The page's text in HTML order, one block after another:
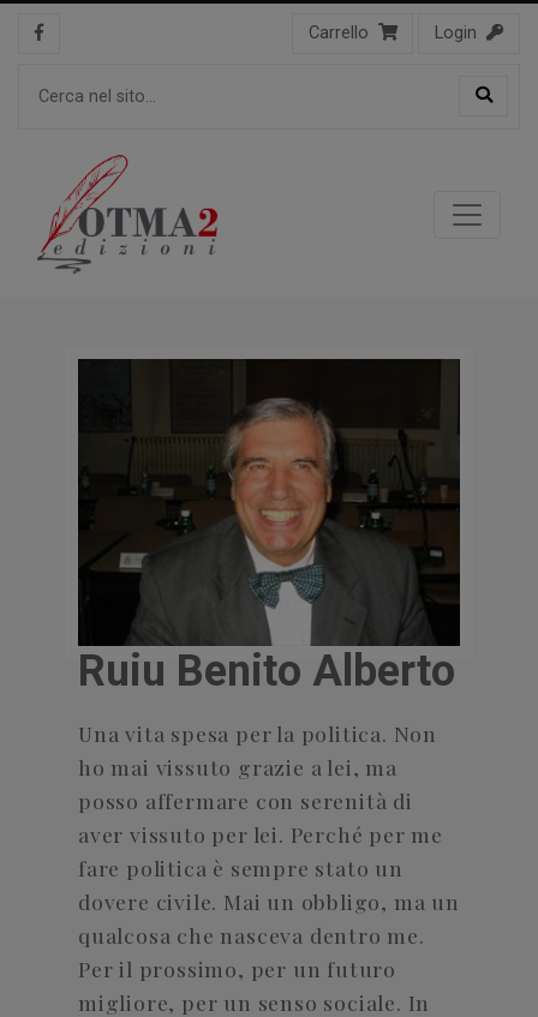
Carrello Login
Ruiu Benito Alberto
Una vita spesa per la politica. Non
ho mai vissuto grazie a lei, ma
posso affermare con serenità di
aver vissuto per lei. Perché per me
fare politica è sempre stato un
dovere civile. Mai un obbligo, ma un
qualcosa che nasceva dentro me.
Per il prossimo, per un futuro
migliore, per un senso sociale. In